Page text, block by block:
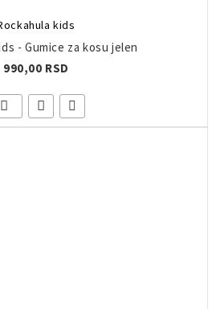
kids
- Gumice za kosu jelen
990,00 RSD